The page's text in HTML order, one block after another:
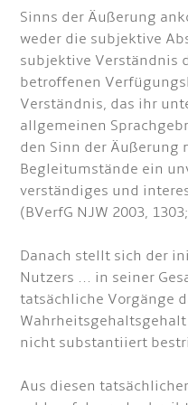
Sinns der Äußerung
weder die subjektive
subjektive Verständnis
betroffenen
Verständnis, das ihr
allgemeinen
den Sinn der Äußerung
Begleitumstände ein
verständiges und
(BVerfG NJW 2003,
Danach stellt sich der
Nutzers ... in seiner
tatsächliche Vorgänge
nicht substantiiert
Aus diesen